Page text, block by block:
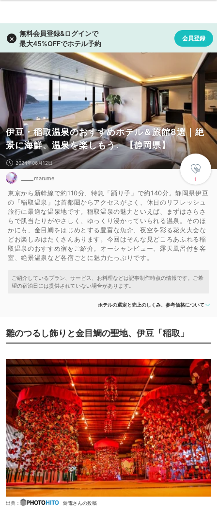
伊豆・稲取温泉のおすすめホテル＆旅館8選｜絶
景に海鮮、温泉を楽しもう♩【静岡県】
1
2024年06月12日
_____marume
東京から新幹線で約110分、特急「踊り子」で約140分。静岡県伊豆
の「稲取温泉」は首都圏からアクセスがよく、休日のリフレッシュ
旅行に最適な温泉地です。稲取温泉の魅力といえば、まずはさらさ
らで肌当たりがやさしく、ゆっくり浸かっていられる温泉。そのほ
かにも、金目鯛をはじめとする豊富な魚介、夜空を彩る花火大会な
どお楽しみはたくさんあります。今回はそんな見どころあふれる稲
取温泉のおすすめ宿をご紹介。オーシャンビュー、露天風呂付き客
室、絶景温泉など各宿ごとに魅力たっぷりです。
ホテルの選定と売上のしくみ、参考価格について
雛のつるし飾りと金目鯛の聖地、伊豆「稲取」
出典： 鈴電さんの投稿